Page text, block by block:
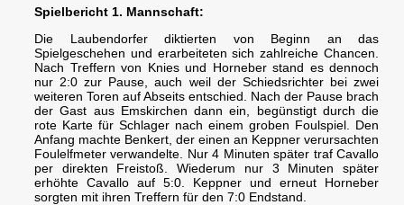
Spielbericht 1. Mannschaft:
Die Laubendorfer diktierten von Beginn an das
Spielgeschehen und erarbeiteten sich zahlreiche Chancen.
Nach Treffern von Knies und Horneber stand es dennoch
nur 2:0 zur Pause, auch weil der Schiedsrichter bei zwei
weiteren Toren auf Abseits entschied. Nach der Pause brach
der Gast aus Emskirchen dann ein, begünstigt durch die
rote Karte für Schlager nach einem groben Foulspiel. Den
Anfang machte Benkert, der einen an Keppner verursachten
Foulelfmeter verwandelte. Nur 4 Minuten später traf Cavallo
per direkten Freistoß. Wiederum nur 3 Minuten später
erhöhte Cavallo auf 5:0. Keppner und erneut Horneber
sorgten mit ihren Treffern für den 7:0 Endstand.